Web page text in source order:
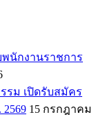
นักงานราชการ
รม เปิดรับสมัคร
15 กรกฎาคม